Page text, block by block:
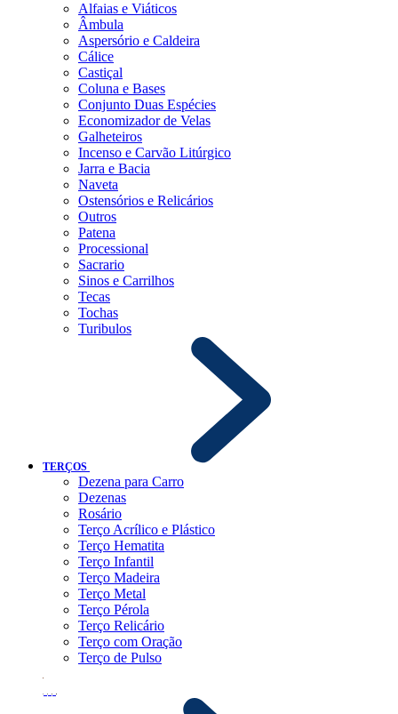
Alfaias e Viáticos
Âmbula
Aspersório e Caldeira
Cálice
Castiçal
Coluna e Bases
Conjunto Duas Espécies
Economizador de Velas
Galheteiros
Incenso e Carvão Litúrgico
Jarra e Bacia
Naveta
Ostensórios e Relicários
Outros
Patena
Processional
Sacrario
Sinos e Carrilhos
Tecas
Tochas
Turibulos
TERÇOS
Dezena para Carro
Dezenas
Rosário
Terço Acrílico e Plástico
Terço Hematita
Terço Infantil
Terço Madeira
Terço Metal
Terço Pérola
Terço Relicário
Terço com Oração
Terço de Pulso